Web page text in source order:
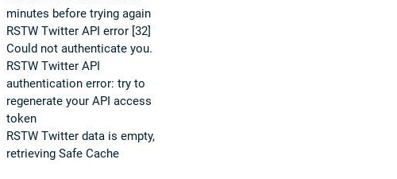
minutes before trying again
RSTW Twitter API error [32]
Could not authenticate you.
RSTW Twitter API
authentication error: try to
regenerate your API access
token
RSTW Twitter data is empty,
retrieving Safe Cache